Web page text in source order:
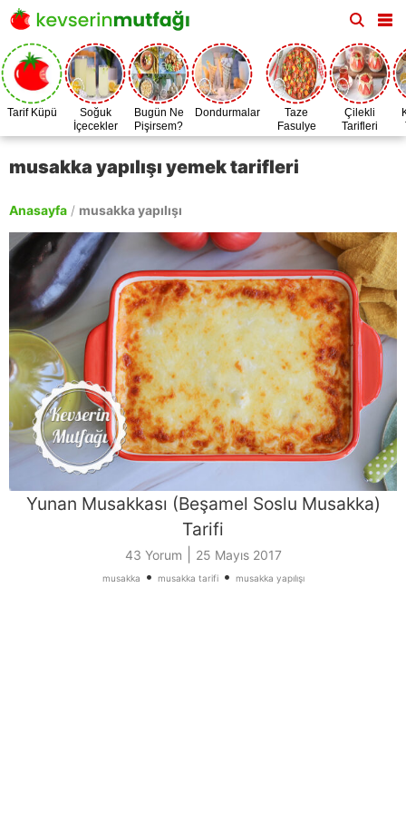
Tarif Küpü
Soğuk
İçecekler
Bugün Ne
Pişirsem?
Dondurmalar
Taze
Fasulye
Zamanı
Çilekli
Tarifleri
musakka yapılışı yemek tarifleri
Anasayfa / musakka yapılışı
Yunan Musakkası (Beşamel Soslu Musakka)
Tarifi
43 Yorum 25 Mayıs 2017
musakka • musakka tarifi• musakka yapılışı